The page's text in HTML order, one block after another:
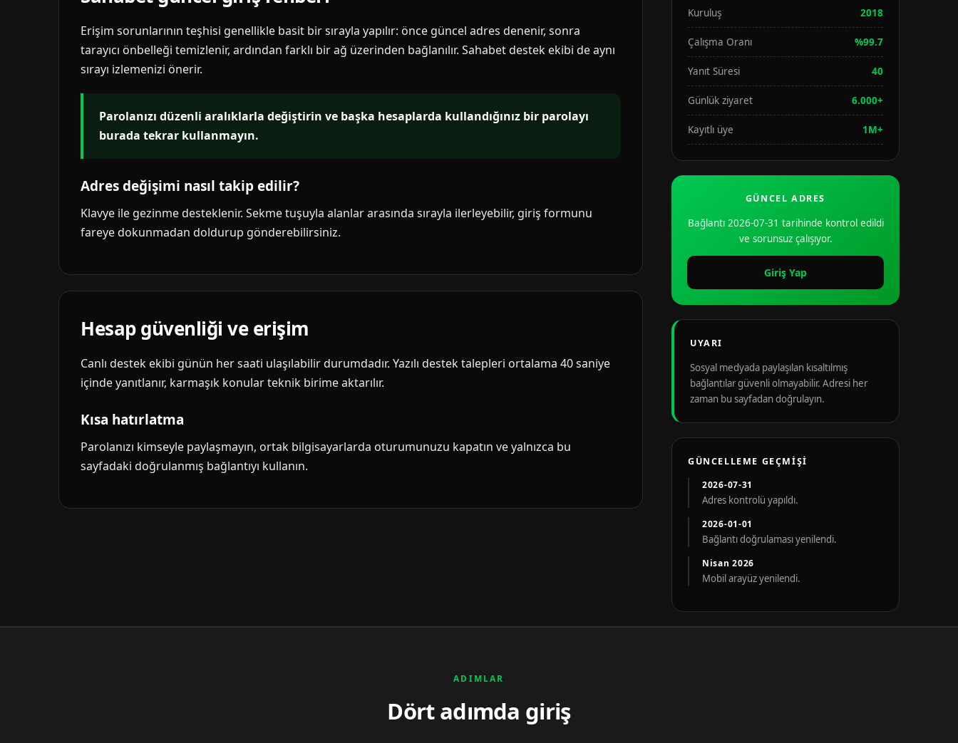
Erişim sorunlarının teşhisi genellikle basit bir sırayla yapılır: önce güncel adres denenir, sonra
tarayıcı önbelleği temizlenir, ardından farklı bir ağ üzerinden bağlanılır. Sahabet destek ekibi de aynı
sırayı izlemenizi önerir.
Parolanızı düzenli aralıklarla değiştirin ve başka hesaplarda kullandığınız bir parolayı
burada tekrar kullanmayın.
Adres değişimi nasıl takip edilir?
Klavye ile gezinme desteklenir. Sekme tuşuyla alanlar arasında sırayla ilerleyebilir, giriş formunu
fareye dokunmadan doldurup gönderebilirsiniz.
Hesap güvenliği ve erişim
Canlı destek ekibi günün her saati ulaşılabilir durumdadır. Yazılı destek talepleri ortalama 40 saniye
içinde yanıtlanır, karmaşık konular teknik birime aktarılır.
Kısa hatırlatma
Parolanızı kimseyle paylaşmayın, ortak bilgisayarlarda oturumunuzu kapatın ve yalnızca bu
sayfadaki doğrulanmış bağlantıyı kullanın.
Kuruluş 2018
Çalışma Oranı %99.7
Yanıt Süresi 40
Günlük ziyaret 6.000+
Kayıtlı üye 1M+
GÜNCEL ADRES
Bağlantı 2026-07-31 tarihinde kontrol edildi
ve sorunsuz çalışıyor.
Giriş Yap
UYARI
Sosyal medyada paylaşılan kısaltılmış
bağlantılar güvenli olmayabilir. Adresi her
zaman bu sayfadan doğrulayın.
GÜNCELLEME GEÇMIŞI
2026-07-31
Adres kontrolü yapıldı.
2026-01-01
Bağlantı doğrulaması yenilendi.
Nisan 2026
Mobil arayüz yenilendi.
ADIMLAR
Dört adımda giriş